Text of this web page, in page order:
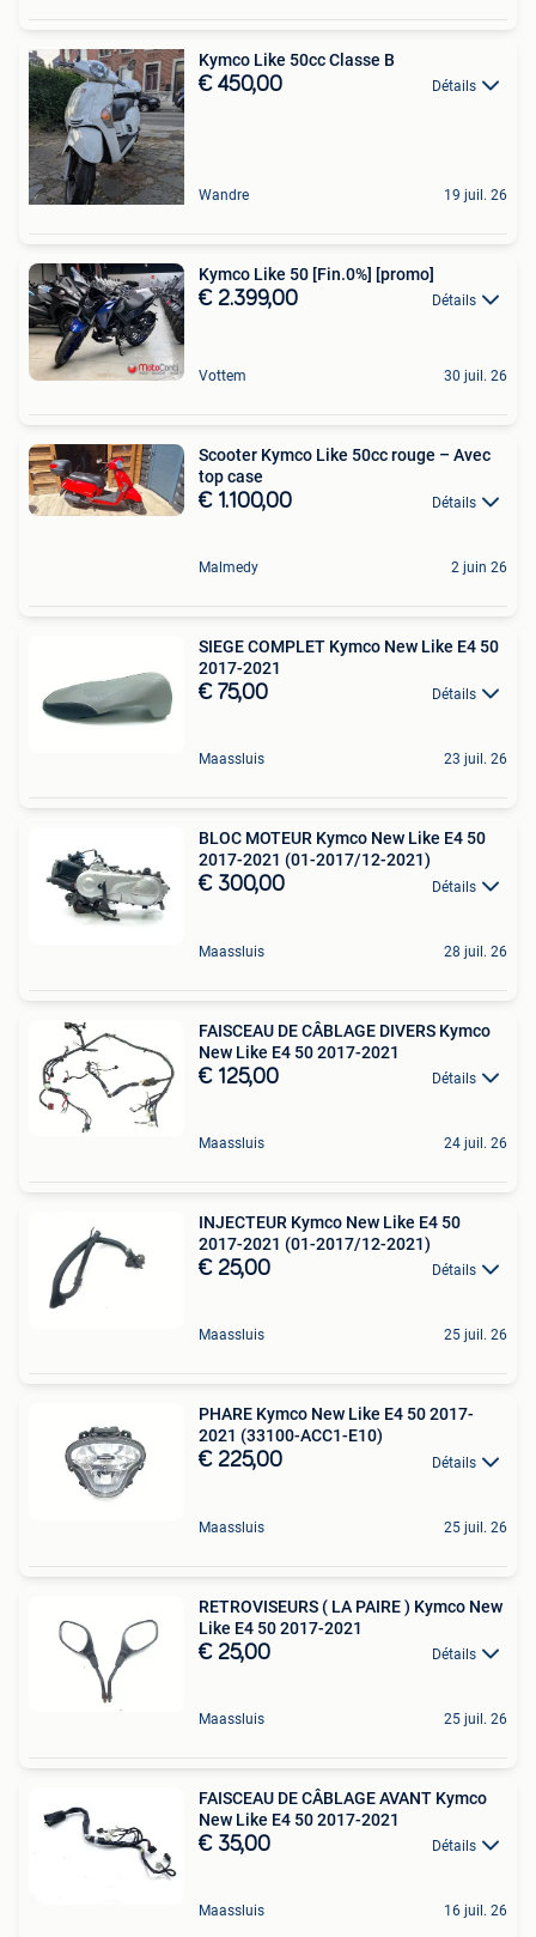
Kymco Like 50cc Classe B
€ 450,00 Détails
Wandre 19 juil. 26
Kymco Like 50 [Fin.0%] [promo]
€ 2.399,00 Détails
Vottem 30 juil. 26
Scooter Kymco Like 50cc rouge – Avec
top case
€ 1.100,00 Détails
Malmedy 2 juin 26
SIEGE COMPLET Kymco New Like E4 50
2017-2021
€ 75,00 Détails
Maassluis 23 juil. 26
BLOC MOTEUR Kymco New Like E4 50
2017-2021 (01-2017/12-2021)
€ 300,00 Détails
Maassluis 28 juil. 26
FAISCEAU DE CÂBLAGE DIVERS Kymco
New Like E4 50 2017-2021
€ 125,00 Détails
Maassluis 24 juil. 26
INJECTEUR Kymco New Like E4 50
2017-2021 (01-2017/12-2021)
€ 25,00 Détails
Maassluis 25 juil. 26
PHARE Kymco New Like E4 50 2017-
2021 (33100-ACC1-E10)
€ 225,00 Détails
Maassluis 25 juil. 26
RETROVISEURS ( LA PAIRE ) Kymco New
Like E4 50 2017-2021
€ 25,00 Détails
Maassluis 25 juil. 26
FAISCEAU DE CÂBLAGE AVANT Kymco
New Like E4 50 2017-2021
€ 35,00 Détails
Maassluis 16 juil. 26